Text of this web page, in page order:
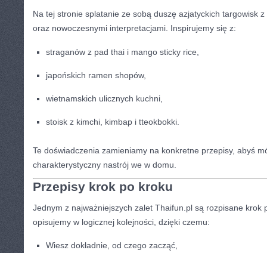
Na tej stronie splatanie ze sobą duszę azjatyckich targowisk
oraz nowoczesnymi interpretacjami. Inspirujemy się z:
straganów z pad thai i mango sticky rice,
japońskich ramen shopów,
wietnamskich ulicznych kuchni,
stoisk z kimchi, kimbap i tteokbokki.
Te doświadczenia zamieniamy na konkretne przepisy, abyś
charakterystyczny nastrój we w domu.
Przepisy krok po kroku
Jednym z najważniejszych zalet Thaifun.pl są rozpisane krok
opisujemy w logicznej kolejności, dzięki czemu:
Wiesz dokładnie, od czego zacząć,